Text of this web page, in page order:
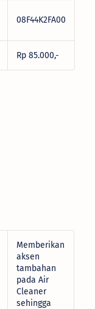
08F44K2FA00
Rp 85.000,-
Memberikan
aksen
tambahan
pada Air
Cleaner
sehingga